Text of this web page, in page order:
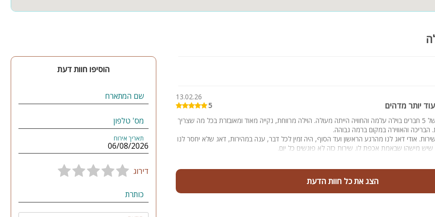
מקצועי
מול הים ומגוון מסעדות בעיר במרחק של מס דק נסיעה מהמתחם.
15 אורחים
יותר מדהים
13.02.26
5
התארחנו קבוצה של 5 חברים בוילה עלמה והחוויה הייתה מעולה. הוילה מרווחת, נקייה מאוד ומאובזרת בכל מה שצריך
והאווירה במקום ברמה גבוהה.
אודי דאג לנו מהרגע הראשון ועד הסוף, היה זמין לכל דבר, ענה במהירות, דאג שלא יחסר לנו
שיש מישהו שבאמת אכפת לו. שירות כזה לא פוגשים כל יום.
הצג את כל חוות הדעת
הוסיפו חוות דעת
שם המתארח
מס' טלפון
תאריך אירוח
דירוג
כותרת